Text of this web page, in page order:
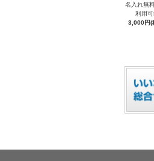
名入れ無
利用
3,000円(